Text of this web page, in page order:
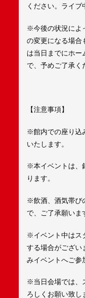
ください。ライブ
※今後の状況によ
の変更になる場合
は当日までにホー
で、予めご了承く
【注意事項】
※館内での座り込
いたします。
※本イベントは、
ります。
※飲酒、酒気帯び
で、ご了承願いま
※イベント中はス
する場合がござい
みイベントへご参
※当日会場では、
ろしくお願い致し